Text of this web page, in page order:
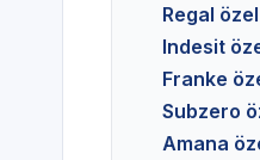
Regal
Indesit
Franke
Subzero
Amana